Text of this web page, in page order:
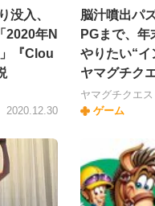
没入、
2020年N
『Clou
2020.12.30
脳汁噴出パ
PGまで、年
やりたい“イ
ヤマグチク
ヤマグチクエス
ゲーム